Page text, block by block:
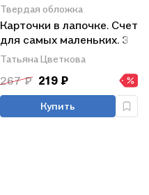
Твердая обложка
Карточки в лапочке. Счет
для самых маленьких. 33
карточки с заданием на
Татьяна Цветкова
267 ₽ 219 ₽
Купить